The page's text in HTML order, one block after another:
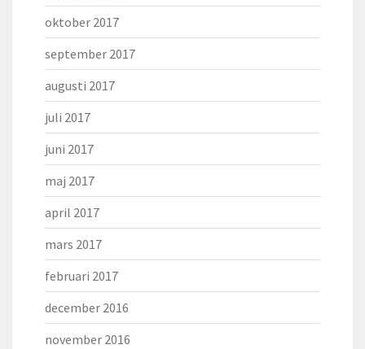
oktober 2017
september 2017
augusti 2017
juli 2017
juni 2017
maj 2017
april 2017
mars 2017
februari 2017
december 2016
november 2016